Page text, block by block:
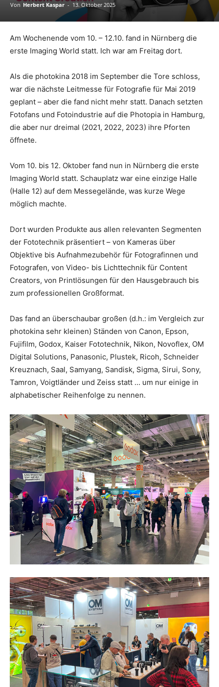
Von Herbert Kaspar - 13. Oktober 2025
Am Wochenende vom 10. – 12.10. fand in Nürnberg die
erste Imaging World statt. Ich war am Freitag dort.
Als die photokina 2018 im September die Tore schloss,
war die nächste Leitmesse für Fotografie für Mai 2019
geplant – aber die fand nicht mehr statt. Danach setzten
Fotofans und Fotoindustrie auf die Photopia in Hamburg,
die aber nur dreimal (2021, 2022, 2023) ihre Pforten
öffnete.
Vom 10. bis 12. Oktober fand nun in Nürnberg die erste
Imaging World statt. Schauplatz war eine einzige Halle
(Halle 12) auf dem Messegelände, was kurze Wege
möglich machte.
Dort wurden Produkte aus allen relevanten Segmenten
der Fototechnik präsentiert – von Kameras über
Objektive bis Aufnahmezubehör für Fotografinnen und
Fotografen, von Video- bis Lichttechnik für Content
Creators, von Printlösungen für den Hausgebrauch bis
zum professionellen Großformat.
Das fand an überschaubar großen (d.h.: im Vergleich zur
photokina sehr kleinen) Ständen von Canon, Epson,
Fujifilm, Godox, Kaiser Fototechnik, Nikon, Novoflex, OM
Digital Solutions, Panasonic, Plustek, Ricoh, Schneider
Kreuznach, Saal, Samyang, Sandisk, Sigma, Sirui, Sony,
Tamron, Voigtländer und Zeiss statt … um nur einige in
alphabetischer Reihenfolge zu nennen.